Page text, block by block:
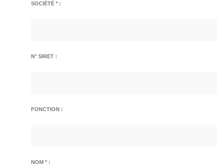
SOCIÉTÉ * :
N° SIRET :
FONCTION :
NOM * :